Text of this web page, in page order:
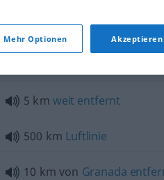
es auf 100 kmbringen
5 km weit entfernt
500 km Luftlinie
10 km von Granada
Mehr Optionen Akzeptieren